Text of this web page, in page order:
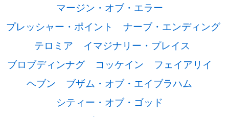
マージン・オブ・エラー
プレッシャー・ポイント
ナーブ・エンディング
テロミア
イマジナリー・プレイス
ブロブディンナグ
コッケイン
フェイアリイ
ヘブン
ブザム・オブ・エイブラハム
シティー・オブ・ゴッド